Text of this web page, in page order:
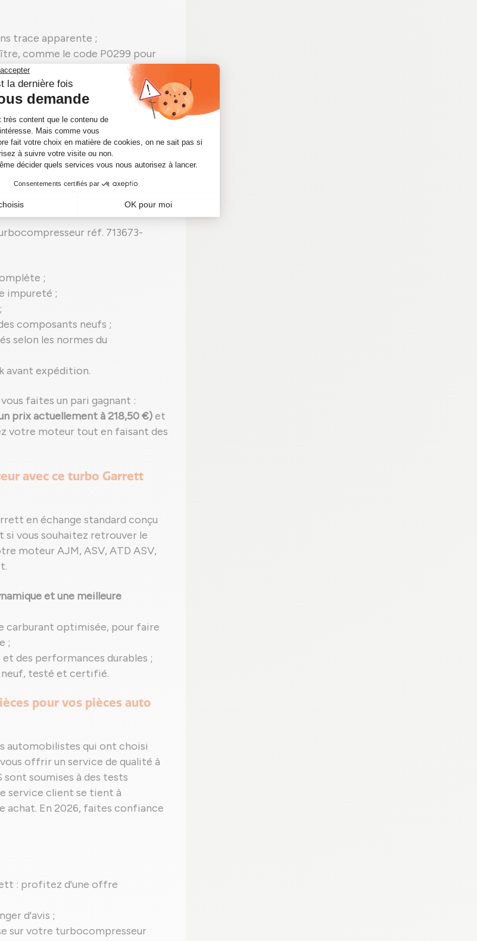
trace apparente ;
comme le code P0299 pour
en panne.
entre économies
, ce qui signifie qu'il a été
qualité équivalente à un turbo
réf. 713673-
;
impureté ;
composants neufs ;
selon les normes du
avant expédition.
vous faites un pari gagnant :
prix actuellement à 218,50 €)et
votre moteur tout en faisant des
avec ce turbo Garrett
en échange standard conçu
vous souhaitez retrouver le
moteur AJM, ASV, ATD ASV,
et une meilleure
carburant optimisée, pour faire
;
des performances durables ;
neuf, testé et certifié.
pour vos pièces auto
automobilistes qui ont choisi
offrir un service de qualité à
sont soumises à des tests
service client se tient à
En 2026, faites confiance
: profitez d'une offre
d'avis ;
sur votre turbocompresseur